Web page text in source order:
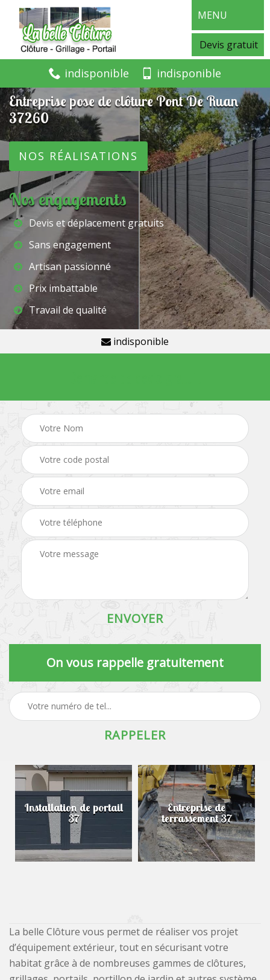
MENU
Devis gratuit
indisponible indisponible
Entreprise pose de clôture Pont De Ruan
37260
NOS RÉALISATIONS
Nos engagements
Devis et déplacement gratuits
Sans engagement
Artisan passionné
Prix imbattable
Travail de qualité
indisponible
On vous rappelle gratuitement
Installation de portail
37
Entreprise de
terrassement 37
La belle Clôture vous permet de réaliser vos projet
d’équipement extérieur, tout en sécurisant votre
habitat grâce à de nombreuses gammes de clôtures,